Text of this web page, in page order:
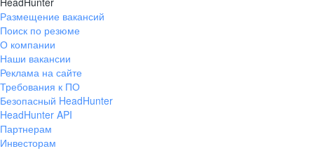
Размещение вакансий
Поиск по резюме
О компании
Наши вакансии
Реклама на сайте
Требования к ПО
Безопасный HeadHunter
HeadHunter API
Партнерам
Инвесторам